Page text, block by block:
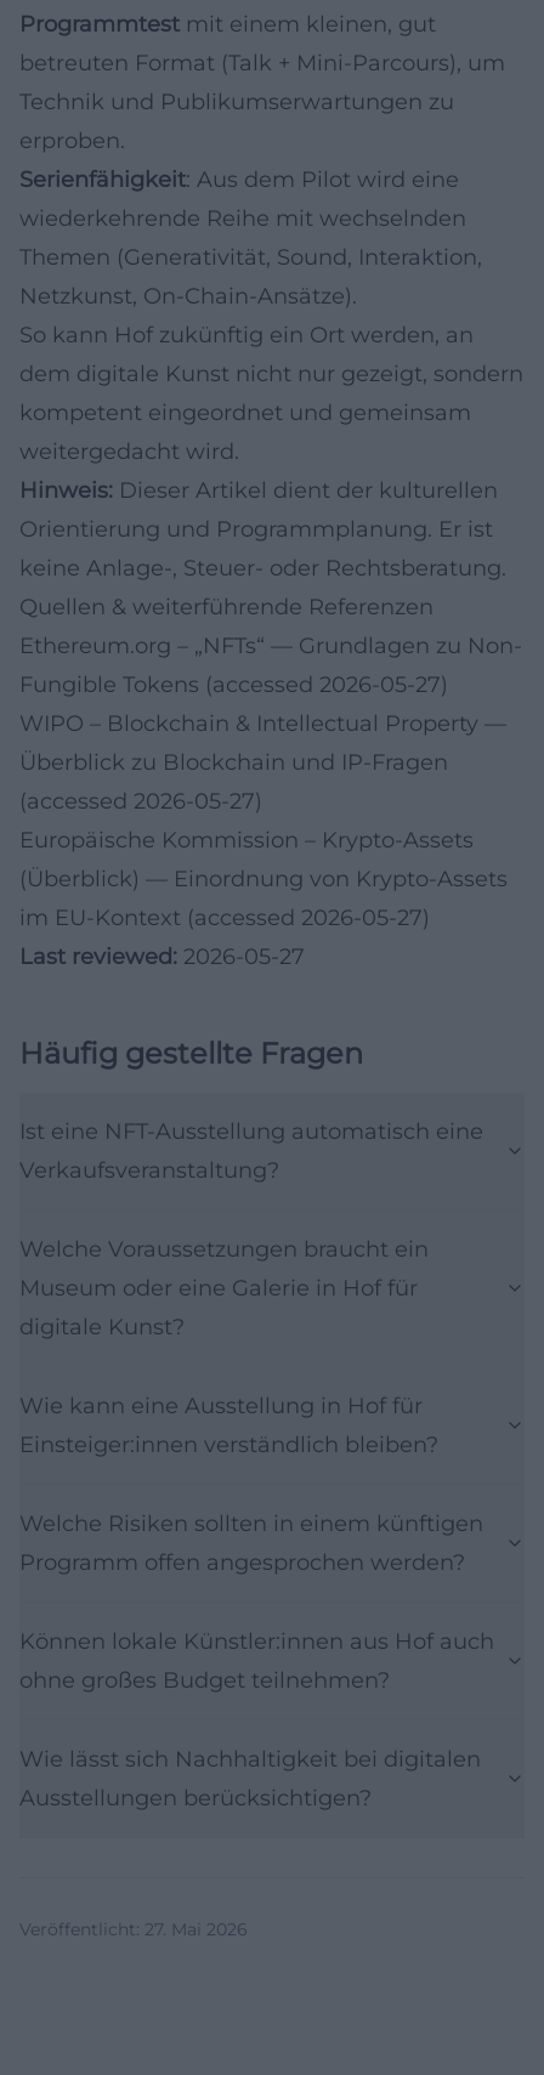
Programmtest mit einem kleinen, gut
betreuten Format (Talk + Mini-Parcours), um
Technik und Publikumserwartungen zu
erproben.
Serienfähigkeit: Aus dem Pilot wird eine
wiederkehrende Reihe mit wechselnden
Themen (Generativität, Sound, Interaktion,
Netzkunst, On-Chain-Ansätze).
So kann Hof zukünftig ein Ort werden, an
dem digitale Kunst nicht nur gezeigt, sondern
kompetent eingeordnet und gemeinsam
weitergedacht wird.
Hinweis: Dieser Artikel dient der kulturellen
Orientierung und Programmplanung. Er ist
keine Anlage-, Steuer- oder Rechtsberatung.
Quellen & weiterführende Referenzen
Ethereum.org – „NFTs“ — Grundlagen zu Non-
Fungible Tokens (accessed 2026-05-27)
WIPO – Blockchain & Intellectual Property —
Überblick zu Blockchain und IP-Fragen
(accessed 2026-05-27)
Europäische Kommission – Krypto-Assets
(Überblick) — Einordnung von Krypto-Assets
im EU-Kontext (accessed 2026-05-27)
Last reviewed: 2026-05-27
Häufig gestellte Fragen
Ist eine NFT-Ausstellung automatisch eine
Verkaufsveranstaltung?
Welche Voraussetzungen braucht ein
Museum oder eine Galerie in Hof für
digitale Kunst?
Wie kann eine Ausstellung in Hof für
Einsteiger:innen verständlich bleiben?
Welche Risiken sollten in einem künftigen
Programm offen angesprochen werden?
Können lokale Künstler:innen aus Hof auch
ohne großes Budget teilnehmen?
Wie lässt sich Nachhaltigkeit bei digitalen
Ausstellungen berücksichtigen?
Veröffentlicht : 27. Mai 2026